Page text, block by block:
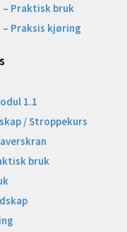
– Praktisk bruk
– Praksis kjøring
1.1
/ Stroppekurs
bruk